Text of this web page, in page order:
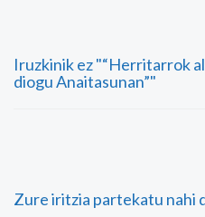
Iruzkinik ez "“Herritarrok
diogu Anaitasunan”"
Zure iritzia partekatu nahi